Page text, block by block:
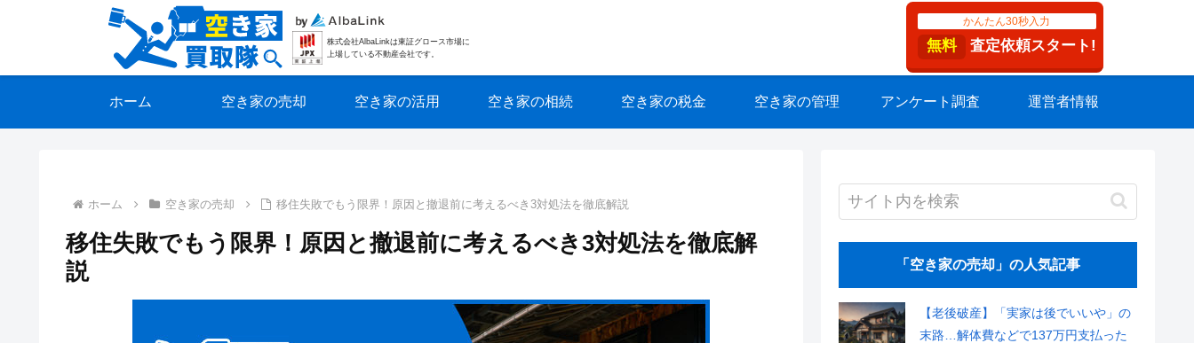
株式会社AlbaLinkは東証グロース市場に
上場している不動産会社です。
かんたん30秒入力
無料 査定依頼スタート!
ホーム 空き家の売却 空き家の活用 空き家の相続 空き家の税金 空き家の管理 アンケート調査 運営者情報
ホーム 空き家の売却 移住失敗でもう限界！原因と撤退前に考えるべき3対処法を徹底解説
移住失敗でもう限界！原因と撤退前に考えるべき3対処法を徹底解
説
「空き家の売却」の人気記事
【老後破産】「実家は後でいいや」の
末路…解体費などで137万円支払った